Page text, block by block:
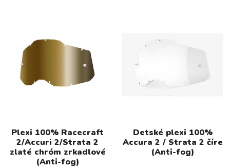
Plexi 100% Racecraft
2/Accuri 2/Strata 2
zlaté chróm zrkadlové
(Anti-fog)
Detské plexi 100%
Accura 2 / Strata 2 číre
(Anti-fog)